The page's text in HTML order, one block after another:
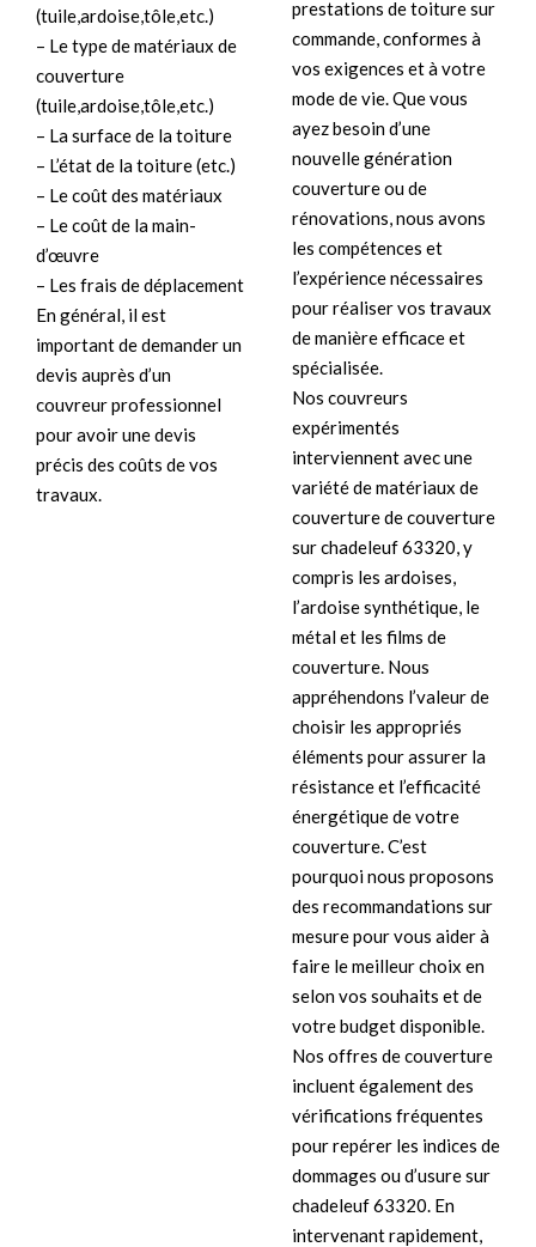
(tuile,ardoise,tôle,etc.)
– Le type de matériaux de
couverture
(tuile,ardoise,tôle,etc.)
– La surface de la toiture
– L’état de la toiture (etc.)
– Le coût des matériaux
– Le coût de la main-
d’œuvre
– Les frais de déplacement
En général, il est
important de demander un
devis auprès d’un
couvreur professionnel
pour avoir une devis
précis des coûts de vos
travaux.
prestations de toiture sur
commande, conformes à
vos exigences et à votre
mode de vie. Que vous
ayez besoin d’une
nouvelle génération
couverture ou de
rénovations, nous avons
les compétences et
l’expérience nécessaires
pour réaliser vos travaux
de manière efficace et
spécialisée.
Nos couvreurs
expérimentés
interviennent avec une
variété de matériaux de
couverture de couverture
sur chadeleuf 63320, y
compris les ardoises,
l’ardoise synthétique, le
métal et les films de
couverture. Nous
appréhendons l’valeur de
choisir les appropriés
éléments pour assurer la
résistance et l’efficacité
énergétique de votre
couverture. C’est
pourquoi nous proposons
des recommandations sur
mesure pour vous aider à
faire le meilleur choix en
selon vos souhaits et de
votre budget disponible.
Nos offres de couverture
incluent également des
vérifications fréquentes
pour repérer les indices de
dommages ou d’usure sur
chadeleuf 63320. En
intervenant rapidement,